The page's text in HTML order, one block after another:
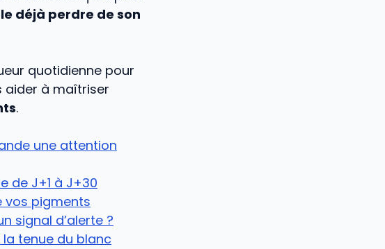
déjà perdre de son
quotidienne pour
aider à maîtriser
.
une attention
de J+1 à J+30
vos pigments
signal d’alerte ?
tenue du blanc